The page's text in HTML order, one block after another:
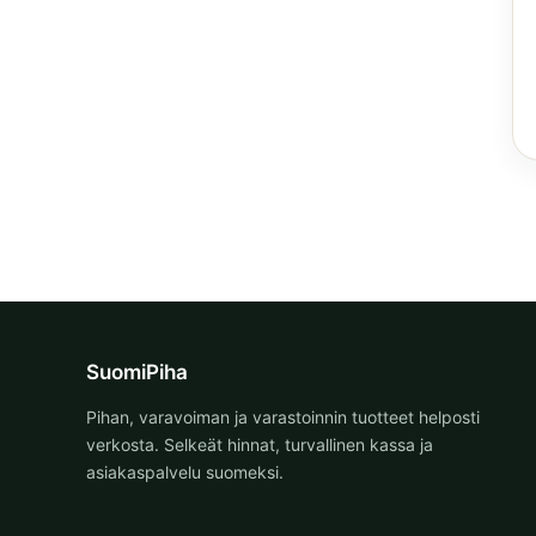
SuomiPiha
Pihan, varavoiman ja varastoinnin tuotteet helposti
verkosta. Selkeät hinnat, turvallinen kassa ja
asiakaspalvelu suomeksi.